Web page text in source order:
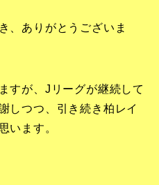
、ありがとうございま
すが、Jリーグが継続して
しつつ、引き続き柏レイ
います。